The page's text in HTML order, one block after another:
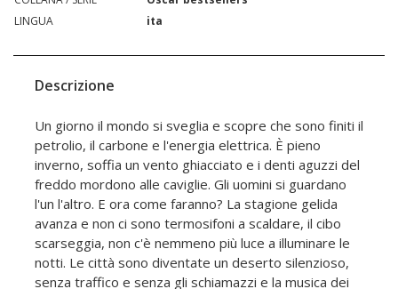
LINGUA
ita
Descrizione
Un giorno il mondo si sveglia e scopre che sono finiti il
petrolio, il carbone e l'energia elettrica. È pieno
inverno, soffia un vento ghiacciato e i denti aguzzi del
freddo mordono alle caviglie. Gli uomini si guardano
l'un l'altro. E ora come faranno? La stagione gelida
avanza e non ci sono termosifoni a scaldare, il cibo
scarseggia, non c'è nemmeno più luce a illuminare le
notti. Le città sono diventate un deserto silenzioso,
senza traffico e senza gli schiamazzi e la musica dei